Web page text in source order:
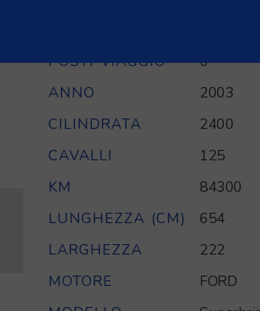
POSTI VIAGGIO
6
ANNO
2003
CILINDRATA
2400
CAVALLI
125
KM
84300
LUNGHEZZA (CM)
654
LARGHEZZA
222
MOTORE
FORD